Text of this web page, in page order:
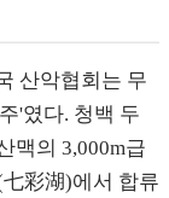
산악협회는 무
'였다. 청백 두
맥의 3,000m급
彩湖)에서 합류